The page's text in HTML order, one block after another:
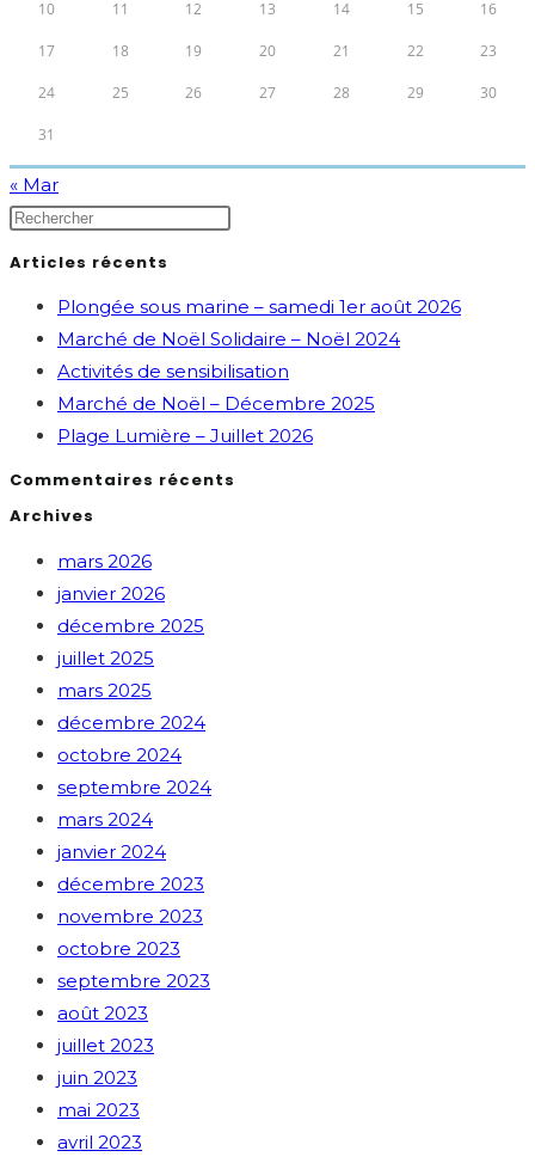
10 11 12 13 14 15 16
17 18 19 20 21 22 23
24 25 26 27 28 29 30
31
« Mar
Articles récents
Plongée sous marine – samedi 1er août 2026
Marché de Noël Solidaire – Noël 2024
Activités de sensibilisation
Marché de Noël – Décembre 2025
Plage Lumière – Juillet 2026
Commentaires récents
Archives
mars 2026
janvier 2026
décembre 2025
juillet 2025
mars 2025
décembre 2024
octobre 2024
septembre 2024
mars 2024
janvier 2024
décembre 2023
novembre 2023
octobre 2023
septembre 2023
août 2023
juillet 2023
juin 2023
mai 2023
avril 2023